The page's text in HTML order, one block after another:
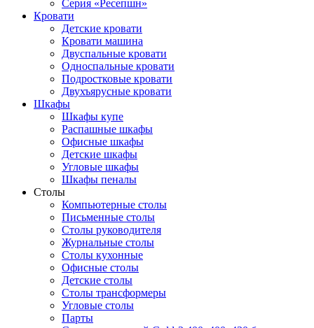
Серия «Ресепшн»
Кровати
Детские кровати
Кровати машина
Двуспальные кровати
Односпальные кровати
Подростковые кровати
Двухъярусные кровати
Шкафы
Шкафы купе
Распашные шкафы
Офисные шкафы
Детские шкафы
Угловые шкафы
Шкафы пеналы
Столы
Компьютерные столы
Письменные столы
Столы руководителя
Журнальные столы
Столы кухонные
Офисные столы
Детские столы
Столы трансформеры
Угловые столы
Парты